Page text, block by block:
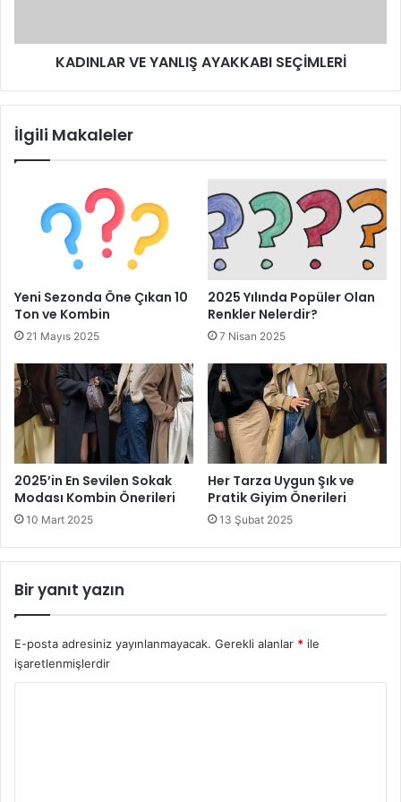
KADINLAR VE YANLIŞ AYAKKABI SEÇİMLERİ
İlgili Makaleler
Yeni Sezonda Öne Çıkan 10
Ton ve Kombin
21 Mayıs 2025
2025 Yılında Popüler Olan
Renkler Nelerdir?
7 Nisan 2025
2025’in En Sevilen Sokak
Modası Kombin Önerileri
10 Mart 2025
Her Tarza Uygun Şık ve
Pratik Giyim Önerileri
13 Şubat 2025
Bir yanıt yazın
E-posta adresiniz yayınlanmayacak. Gerekli alanlar * ile
işaretlenmişlerdir